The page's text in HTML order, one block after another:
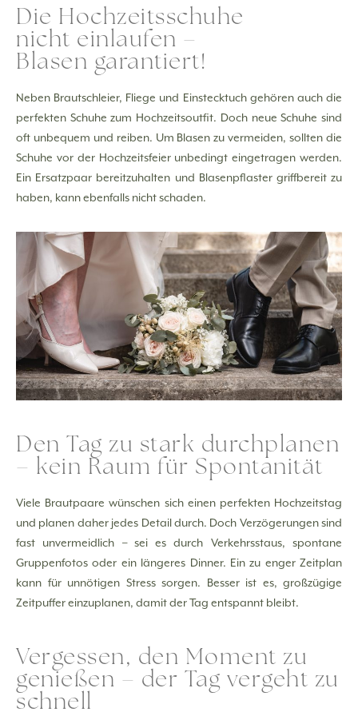
Die Hochzeitsschuhe
nicht einlaufen –
Blasen garantiert!
Neben Brautschleier, Fliege und Einstecktuch gehören auch die
perfekten Schuhe zum Hochzeitsoutfit. Doch neue Schuhe sind
oft unbequem und reiben. Um Blasen zu vermeiden, sollten die
Schuhe vor der Hochzeitsfeier unbedingt eingetragen werden.
Ein Ersatzpaar bereitzuhalten und Blasenpflaster griffbereit zu
haben, kann ebenfalls nicht schaden.
Den Tag zu stark durchplanen
– kein Raum für Spontanität
Viele Brautpaare wünschen sich einen perfekten Hochzeitstag
und planen daher jedes Detail durch. Doch Verzögerungen sind
fast unvermeidlich – sei es durch Verkehrsstaus, spontane
Gruppenfotos oder ein längeres Dinner. Ein zu enger Zeitplan
kann für unnötigen Stress sorgen. Besser ist es, großzügige
Zeitpuffer einzuplanen, damit der Tag entspannt bleibt.
Vergessen, den Moment zu
genießen – der Tag vergeht zu
schnell